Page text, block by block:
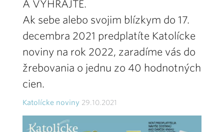
A VYHRAJTE.
Ak sebe alebo svojim blízkym do 17.
decembra 2021 predplatíte Katolícke
noviny na rok 2022, zaradíme vás do
žrebovania o jednu zo 40 hodnotných
cien.
Katolícke noviny 29.10.2021